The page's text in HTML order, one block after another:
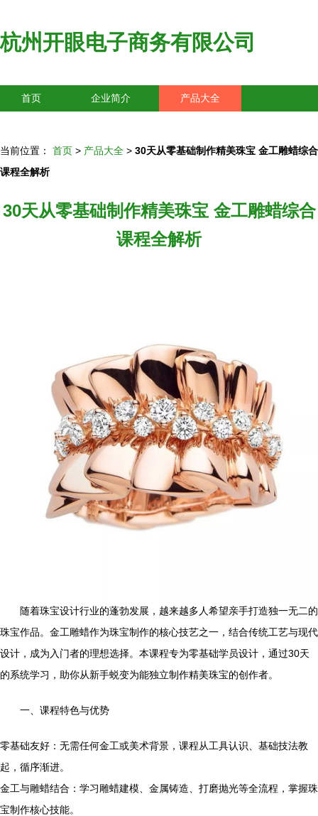
杭州开眼电子商务有限公司
首页 企业简介 产品大全
当前位置： 首页 > 产品大全 > 30天从零基础制作精美珠宝 金工雕蜡综合
课程全解析
30天从零基础制作精美珠宝 金工雕蜡综合
课程全解析
随着珠宝设计行业的蓬勃发展，越来越多人希望亲手打造独一无二的
珠宝作品。金工雕蜡作为珠宝制作的核心技艺之一，结合传统工艺与现代
设计，成为入门者的理想选择。本课程专为零基础学员设计，通过30天
的系统学习，助你从新手蜕变为能独立制作精美珠宝的创作者。
一、课程特色与优势
零基础友好：无需任何金工或美术背景，课程从工具认识、基础技法教
起，循序渐进。
金工与雕蜡结合：学习雕蜡建模、金属铸造、打磨抛光等全流程，掌握珠
宝制作核心技能。